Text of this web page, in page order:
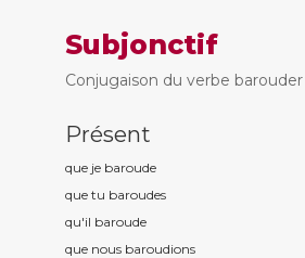
Subjonctif
Conjugaison du verbe
Présent
que je baroude
que tu baroudes
qu'il baroude
que nous baroudions